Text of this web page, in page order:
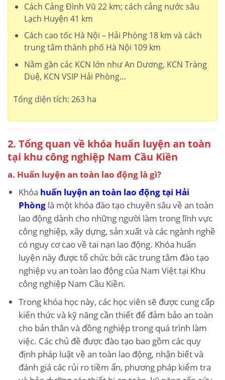
Cách Cảng Đình Vũ 22 km; cách cảng nước sâu
Lạch Huyện 41 km
Cách cao tốc Hà Nội – Hải Phòng 18 km và cách
trung tâm thành phố Hà Nội 109 km
Nằm gần các KCN lớn như An Dương, KCN Tràng
Duệ, KCN VSIP Hải Phòng…
Tổng diện tích: 263 ha
2. Tổng quan về khóa huấn luyện an toàn
tại khu công nghiệp Nam Cầu Kiền
a. Huấn luyện an toàn lao động là gì?
Khóa huấn luyện an toàn lao động tại Hải
Phònglà một khóa đào tạo chuyên sâu về an toàn
lao động dành cho những người làm trong lĩnh vực
công nghiệp, xây dựng, sản xuất và các ngành nghề
có nguy cơ cao về tai nạn lao động. Khóa huấn
luyện này được tổ chức bởi các trung tâm đào tạo
nghiệp vụ an toàn lao động của Nam Việt tại Khu
công nghiệp Nam Cầu Kiền.
Trong khóa học này, các học viên sẽ được cung cấp
kiến thức và kỹ năng cần thiết để đảm bảo an toàn
cho bản thân và đồng nghiệp trong quá trình làm
việc. Các chủ đề được đào tạo bao gồm các quy
định pháp luật về an toàn lao động, nhận biết và
đánh giá các rủi ro tiềm ẩn, phương pháp kiểm tra